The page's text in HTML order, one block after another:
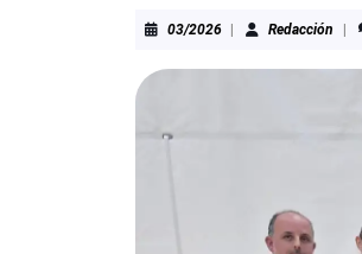
03/202603/2026Redacción